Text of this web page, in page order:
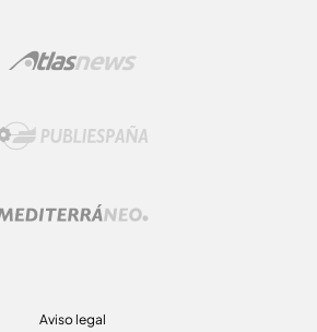
Aviso legal